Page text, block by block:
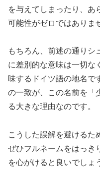
を与えてしまったり、あ
可能性がゼロではありま
もちろん、前述の通りシ
に差別的な意味は一切な
味するドイツ語の地名で
の一致が、この名前を「
る大きな理由なのです。
こうした誤解を避けるた
ぜひフルネームをはっき
を心がけると良いでしょ